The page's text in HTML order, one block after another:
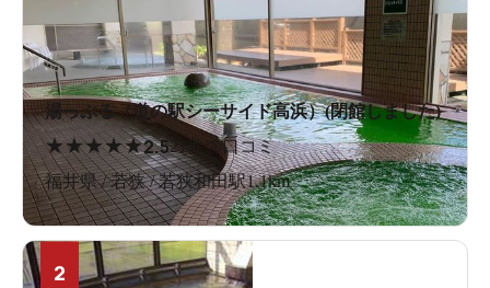
湯っぷる（道の駅シーサイド高浜）(閉館しました)
★★★★★2.521件の口コミ
福井県 / 若狭 / 若狭和田駅1.1km
2